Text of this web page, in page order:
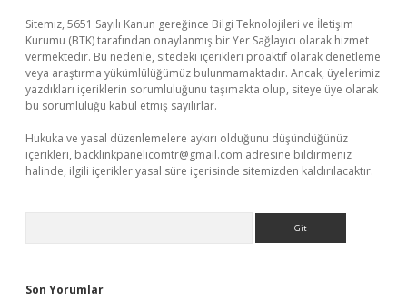
Sitemiz, 5651 Sayılı Kanun gereğince Bilgi Teknolojileri ve İletişim
Kurumu (BTK) tarafından onaylanmış bir Yer Sağlayıcı olarak hizmet
vermektedir. Bu nedenle, sitedeki içerikleri proaktif olarak denetleme
veya araştırma yükümlülüğümüz bulunmamaktadır. Ancak, üyelerimiz
yazdıkları içeriklerin sorumluluğunu taşımakta olup, siteye üye olarak
bu sorumluluğu kabul etmiş sayılırlar.
Hukuka ve yasal düzenlemelere aykırı olduğunu düşündüğünüz
içerikleri, backlinkpanelicomtr@gmail.com adresine bildirmeniz
halinde, ilgili içerikler yasal süre içerisinde sitemizden kaldırılacaktır.
Son Yorumlar